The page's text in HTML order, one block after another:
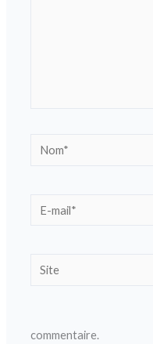
Nom*
E-
Site
commentaire.